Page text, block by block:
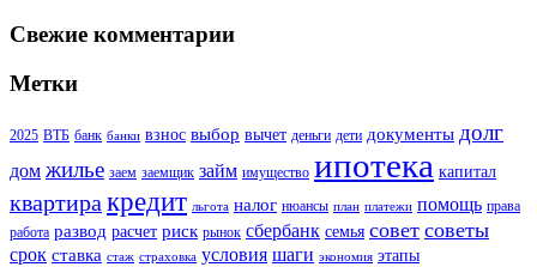
Свежие комментарии
Метки
2025 ВТБ банк банки взнос выбор вычет деньги дети документы долг
дом жилье заем заемщик займ имущество ипотека капитал
квартира кредит льгота налог нюансы план платежи помощь права
работа развод расчет риск рынок сбербанк семья совет советы
срок ставка стаж страховка условия шаги экономия этапы